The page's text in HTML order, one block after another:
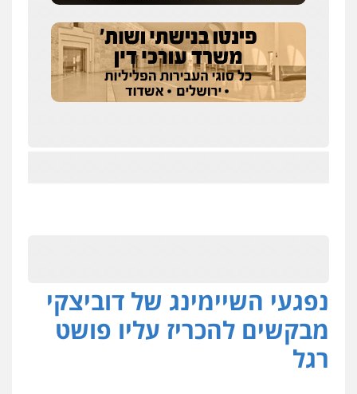
נפגעי השיימינג של דוביצקי
מבקשים להכריז עליו פושט
רגל